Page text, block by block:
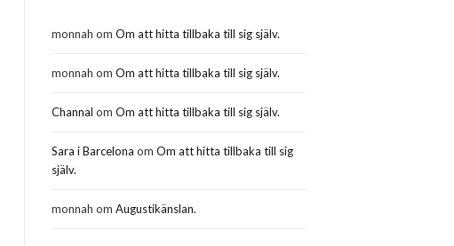
monnah omOm att hitta tillbaka till sig själv.
monnah omOm att hitta tillbaka till sig själv.
Channal omOm att hitta tillbaka till sig själv.
Sara i Barcelona omOm att hitta tillbaka till sig
själv.
monnah omAugustikänslan.